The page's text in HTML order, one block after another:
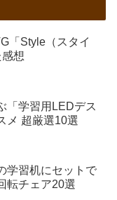
「Style（スタイ
想
「学習用LEDデス
メ 超厳選10選
学習机にセットで
転チェア20選